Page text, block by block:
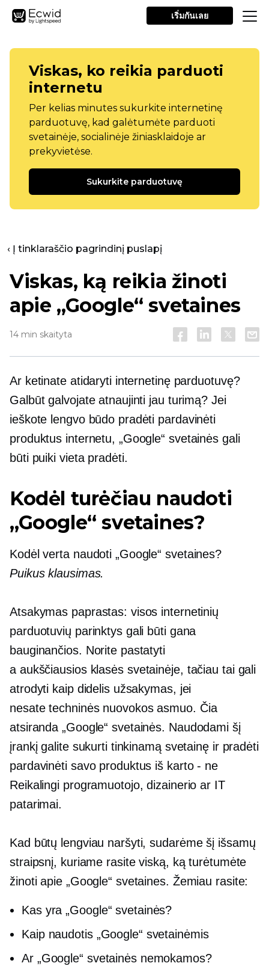
เริ่มกันเลย
Viskas, ko reikia parduoti
internetu
Per kelias minutes sukurkite internetinę
parduotuvę, kad galėtumėte parduoti
svetainėje, socialinėje žiniasklaidoje ar
prekyvietėse.
Sukurkite parduotuvę
‹ Į tinklaraščio pagrindinį puslapį
Viskas, ką reikia žinoti
apie „Google“ svetaines
14 min skaityta
Ar ketinate atidaryti internetinę parduotuvę?
Galbūt galvojate atnaujinti jau turimą? Jei
ieškote lengvo būdo pradėti pardavinėti
produktus internetu, „Google“ svetainės gali
būti puiki vieta pradėti.
Kodėl turėčiau naudoti
„Google“ svetaines?
Kodėl verta naudoti „Google“ svetaines?
Puikus klausimas.
Atsakymas paprastas: visos internetinių
parduotuvių parinktys gali būti gana
bauginančios. Norite pastatyti
a aukščiausios klasėssvetainėje, tačiau tai gali
atrodyti kaip didelis užsakymas, jei
nesatetechninės nuovokosasmuo. Čia
atsiranda „Google“ svetainės. Naudodami šį
įrankį galite sukurti tinkinamą svetainę ir pradėti
pardavinėti savo produktus iš karto - ne
Reikalingi programuotojo, dizainerio ar IT
patarimai.
Kad būtų lengviau naršyti, sudarėme šį išsamų
straipsnį, kuriame rasite viską, ką turėtumėte
žinoti apie „Google“ svetaines. Žemiau rasite:
Kas yra „Google“ svetainės?
Kaip naudotis „Google“ svetainėmis
Ar „Google“ svetainės nemokamos?